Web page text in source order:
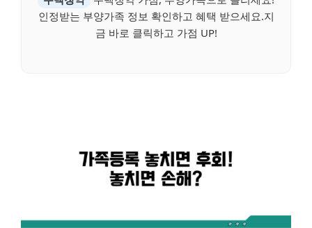
인정받는 부양가족 정보 확인하고 혜택 받으세요.지
금 바로 클릭하고 가점 UP!